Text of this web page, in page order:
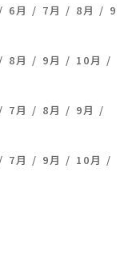
6月 7月 8月
9
8月 9月
10月
7月 8月
9月
7月 9月
10月